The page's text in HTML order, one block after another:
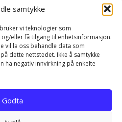
samtykke
vi teknologier som
eller få tilgang til enhetsinformasjon.
vil la oss behandle data som
dette nettstedet. Ikke å samtykke
ha negativ innvirkning på enkelte
Godta
Personvernerklæring
erklæring (EU)